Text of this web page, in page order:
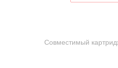
Совместимый